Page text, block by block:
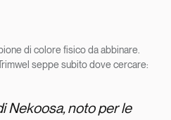
di colore fisico da abbinare.
seppe subito dove cercare:
Nekoosa, noto per le